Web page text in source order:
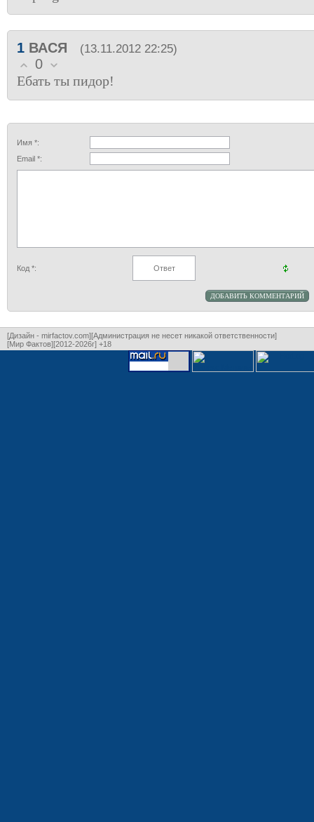
1 ВАСЯ (13.11.2012 22:25)
0
Ебать ты пидор!
Имя *:
Email *:
Код *:
[Дизайн - mirfactov.com][Администрация не несет никакой ответственности]
[Мир Фактов][2012-2026г] +18